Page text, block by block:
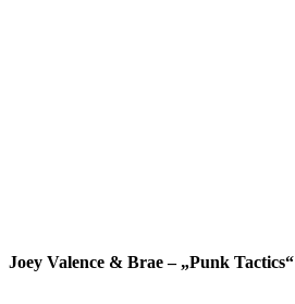
Joey Valence & Brae – „Punk Tactics“